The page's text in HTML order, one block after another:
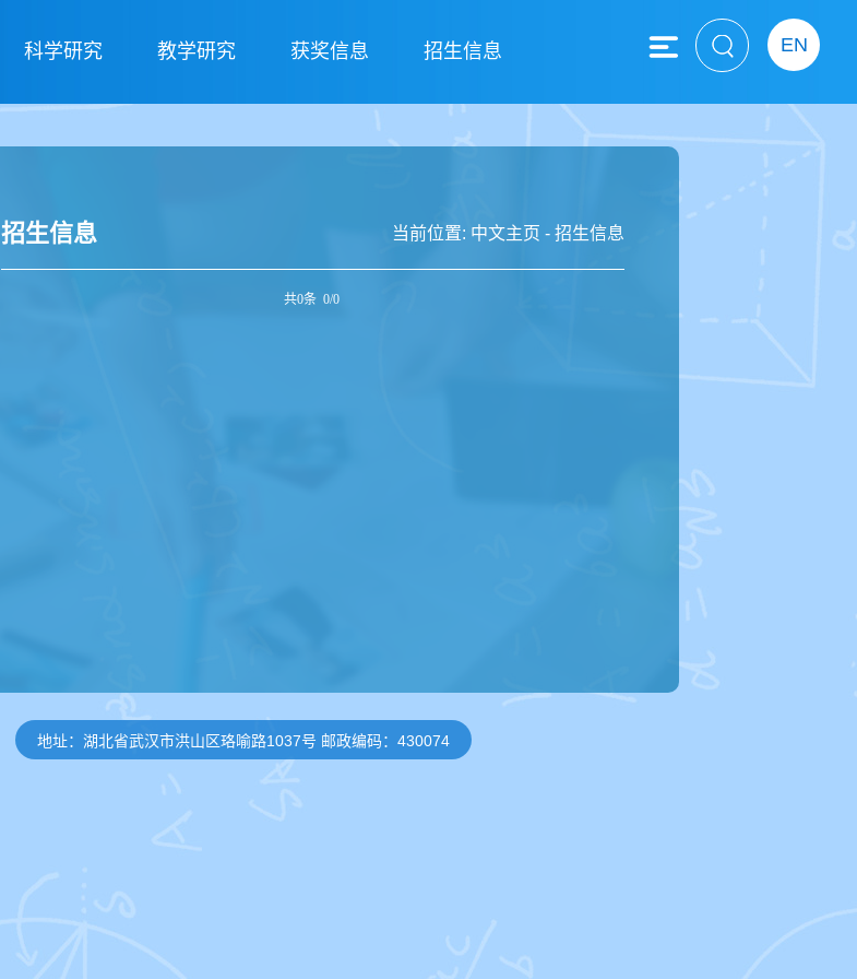
EN
科学研究 教学研究 获奖信息 招生信息
招生信息 当前位置: 中文主页 -招生信息
共0条 0/0
地址：湖北省武汉市洪山区珞喻路1037号 邮政编码：430074